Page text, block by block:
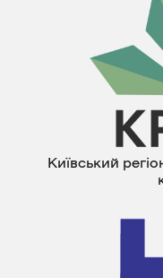
Київський